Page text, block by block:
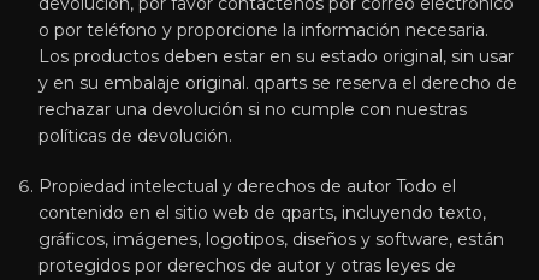
o por teléfono y proporcione la información necesaria.
Los productos deben estar en su estado original, sin usar
y en su embalaje original. qparts se reserva el derecho de
rechazar una devolución si no cumple con nuestras
políticas de devolución.
Propiedad intelectual y derechos de autor Todo el
contenido en el sitio web de qparts, incluyendo texto,
gráficos, imágenes, logotipos, diseños y software, están
protegidos por derechos de autor y otras leyes de